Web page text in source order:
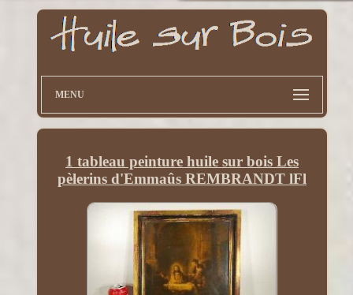
MENU
1 tableau peinture huile sur bois Les
pèlerins d'Emmaûs REMBRANDT lFl